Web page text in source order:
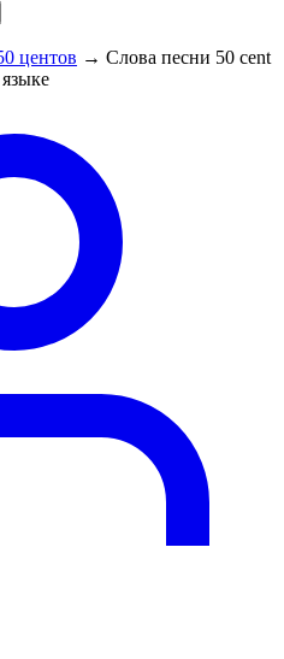
центов → Слова песни 50 cent